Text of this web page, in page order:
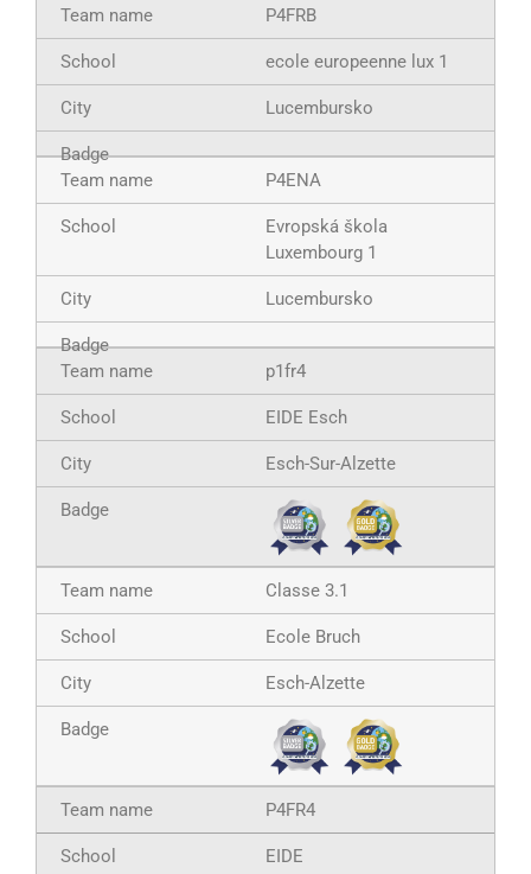
P4FRB
ecole europeenne lux 1
Lucembursko
P4ENA
Evropská škola
Luxembourg 1
Lucembursko
p1fr4
EIDE Esch
Esch-Sur-Alzette
Classe 3.1
Ecole Bruch
Esch-Alzette
P4FR4
EIDE